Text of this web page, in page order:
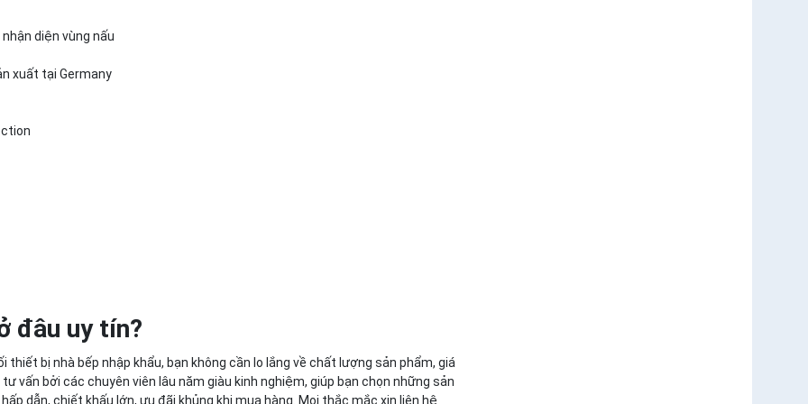
diện vùng nấu
xuất tại Germany
đâu uy tín?
bị nhà bếp nhập khẩu, bạn không cần lo lắng về chất lượng sản phẩm, giá
vấn bởi các chuyên viên lâu năm giàu kinh nghiệm, giúp bạn chọn những sản
dẫn, chiết khấu lớn, ưu đãi khủng khi mua hàng. Mọi thắc mắc xin liên hệ